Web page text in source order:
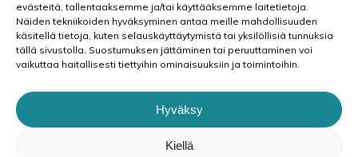
evästeitä, tallentaaksemme ja/tai käyttääksemme laitetietoja.
Näiden tekniikoiden hyväksyminen antaa meille mahdollisuuden
käsitellä tietoja, kuten selauskäyttäytymistä tai yksilöllisiä tunnuksia
tällä sivustolla. Suostumuksen jättäminen tai peruuttaminen voi
vaikuttaa haitallisesti tiettyihin ominaisuuksiin ja toimintoihin.
Hyväksy
Kiellä
Koti Palvelut Blogi Esittely